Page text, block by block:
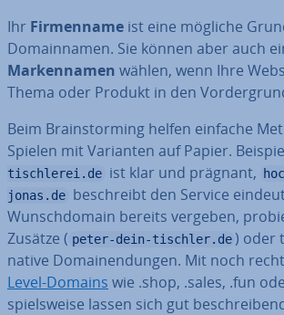
Ihr Fir­men­na­me ist eine mögliche
Do­main­na­men. Sie können aber auch
Mar­ken­na­men wählen, wenn Ihre
Thema oder Produkt in den
Beim Brain­stor­ming helfen einfache
Spielen mit Varianten auf Papier.
tischlerei.de ist klar und prägnant,
jonas.de be­schreibt den Service
Wunsch­do­main bereits vergeben,
Zusätze ( peter-dein-tischler.de ) oder
na­ti­ve Do­main­endun­gen. Mit noch recht
Level-Domains wie .shop, .sales, .fun
spiels­wei­se lassen sich gut